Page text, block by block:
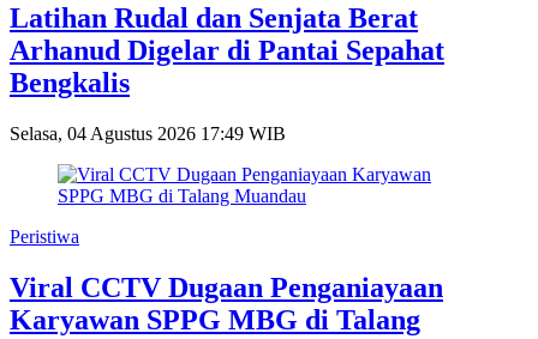
Latihan Rudal dan Senjata Berat
Arhanud Digelar di Pantai Sepahat
Bengkalis
Selasa, 04 Agustus 2026 17:49 WIB
Peristiwa
Viral CCTV Dugaan Penganiayaan
Karyawan SPPG MBG di Talang